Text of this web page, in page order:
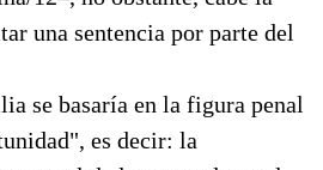
una sentencia por parte del
se basaría en la figura penal
es decir: la